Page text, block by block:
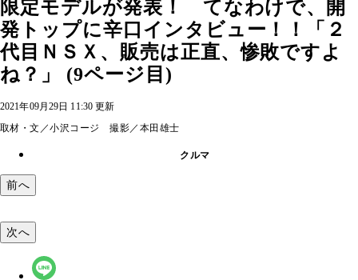
限定モデルが発表！ てなわけで、開
発トップに辛口インタビュー！！「２
代目ＮＳＸ、販売は正直、惨敗ですよ
ね？」 (9ページ目)
2021年09月29日 11:30 更新
取材・文／小沢コージ 撮影／本田雄士
クルマ
前へ
次へ